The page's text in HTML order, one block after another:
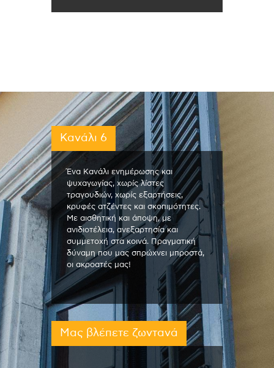
Κανάλι 6
Ένα Κανάλι ενημέρωσης και
ψυχαγωγίας, χωρίς λίστες
τραγουδιών, χωρίς εξαρτήσεις,
κρυφές ατζέντες και σκοπιμότητες.
Με αισθητική και άποψη, με
ανιδιοτέλεια, ανεξαρτησία και
συμμετοχή στα κοινά. Πραγματική
δύναμη που μας σπρώχνει μπροστά,
οι ακροατές μας!
Μας βλέπετε ζωντανά